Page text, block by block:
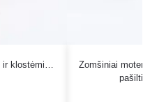
ir klostėmis,
Zomšiniai